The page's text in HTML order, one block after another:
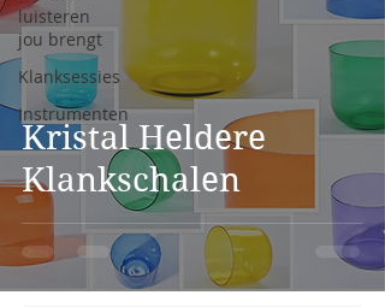
luisteren
jou brengt
Klanksessies
Instrumenten
Kristal Heldere
Klankschalen